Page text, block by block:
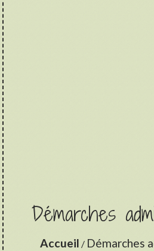
Démarches
Accueil / Démarches